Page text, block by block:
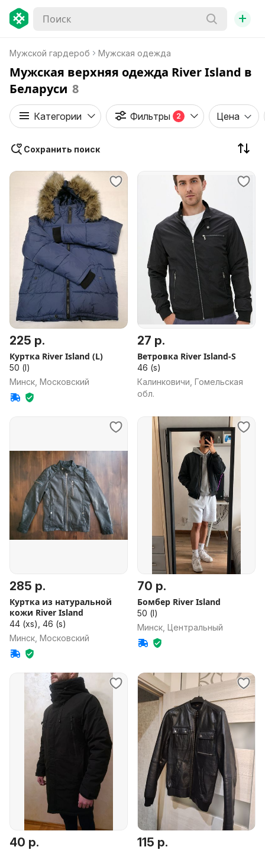
+
Мужской гардероб Мужская одежда
Мужская верхняя одежда River Island в
Беларуси 8
Категории Фильтры 2 Цена
Сохранить поиск
225 р.
Куртка River Island (L)
50 (l)
Минск, Московский
27 р.
Ветровка River Island-S
46 (s)
Калинковичи, Гомельская
обл.
285 р.
Куртка из натуральной
кожи River Island
44 (xs), 46 (s)
Минск, Московский
70 р.
Бомбер River Island
50 (l)
Минск, Центральный
40 р. 115 р.